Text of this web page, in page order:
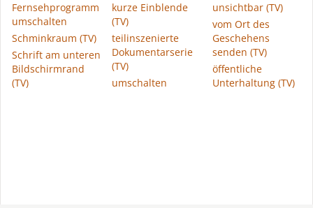
Fernsehprogramm
umschalten
Schminkraum (TV)
Schrift am unteren
Bildschirmrand
(TV)
kurze Einblende
(TV)
teilinszenierte
Dokumentarserie
(TV)
umschalten
unsichtbar (TV)
vom Ort des
Geschehens
senden (TV)
öffentliche
Unterhaltung (TV)